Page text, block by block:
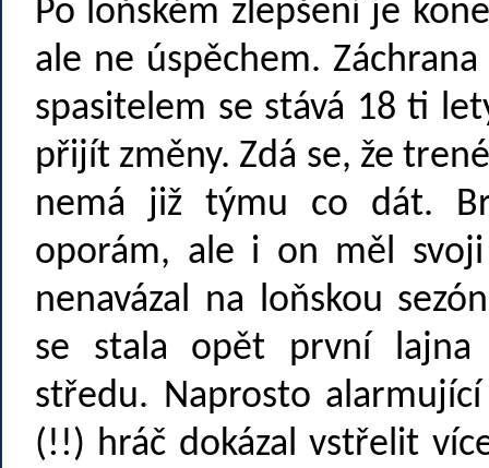
Po loňském zlepšení je
ale ne úspěchem.
spasitelem se stává 18 ti
přijít změny. Zdá se, že
nemá již týmu co dát.
oporám, ale i on měl
nenavázal na loňskou
se stala opět první lajna
středu. Naprosto
(!!) hráč dokázal vstřelit